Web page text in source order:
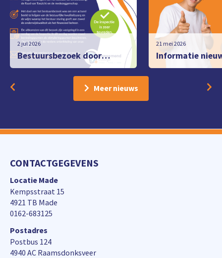
2 jul 2026
Bestuursbezoek door
Inspectie van het Onderwijs
21 mei 2026
Informatie
Meer nieuws
CONTACTGEGEVENS
Locatie Made
Kempsstraat 15
4921 TB Made
0162-683125
Postadres
Postbus 124
4940 AC Raamsdonksveer